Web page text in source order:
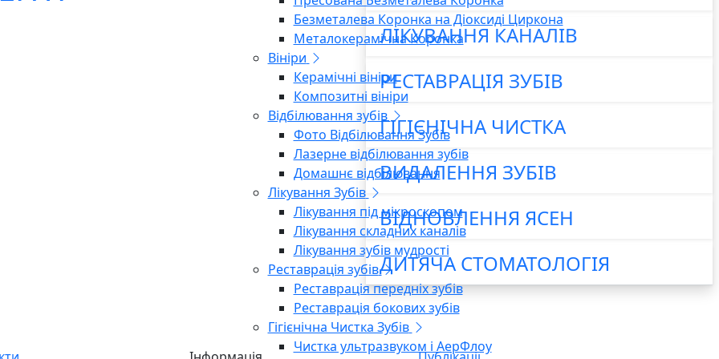
Безметалева Коронка на Діоксиді Циркона
Металокерамічна Коронка
Вініри
Керамічні вініри
Композитні вініри
Відбілювання зубів
Фото Відбілювання Зубів
Лазерне відбілювання зубів
Домашнє відбілювання
Лікування Зубів
Лікування під мікроскопом
Лікування складних каналів
Лікування зубів мудрості
Реставрація зубів
Реставрація передніх зубів
Реставрація бокових зубів
Гігієнічна Чистка Зубів
Чистка ультразвуком і АерФлоу
ЛІКУВАННЯ КАНАЛІВ
РЕСТАВРАЦІЯ ЗУБІВ
ГІГІЄНІЧНА ЧИСТКА
ВИДАЛЕННЯ ЗУБІВ
ВІДНОВЛЕННЯ ЯСЕН
ДИТЯЧА СТОМАТОЛОГІЯ